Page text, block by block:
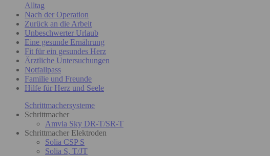
Alltag
Nach der Operation
Zurück an die Arbeit
Unbeschwerter Urlaub
Eine gesunde Ernährung
Fit für ein gesundes Herz
Ärztliche Untersuchungen
Notfallpass
Familie und Freunde
Hilfe für Herz und Seele
Schrittmachersysteme
Schrittmacher
Amvia Sky DR-T/SR-T
Schrittmacher Elektroden
Solia CSP S
Solia S, T/JT